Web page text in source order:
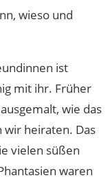
ist
mit ihr. Früher
wie das
wir heiraten. Das
vielen süßen
waren